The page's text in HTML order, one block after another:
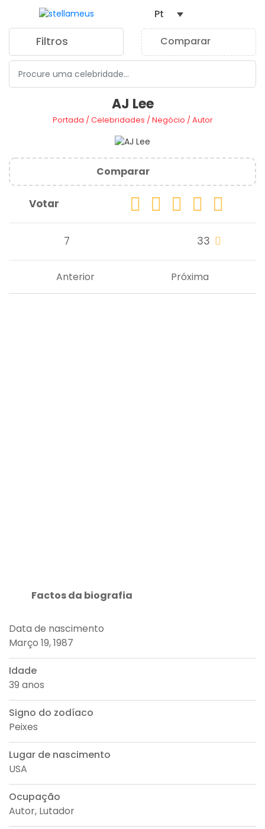
Filtros Comparar
Pt
AJ Lee
Portada /Celebridades /Negócio /Autor
Comparar
Votar
7 33
Próxima
Anterior
Factos da biografia
Data de nascimento
Março 19, 1987
Idade
39 anos
Signo do zodíaco
Peixes
Lugar de nascimento
USA
Ocupação
Autor, Lutador